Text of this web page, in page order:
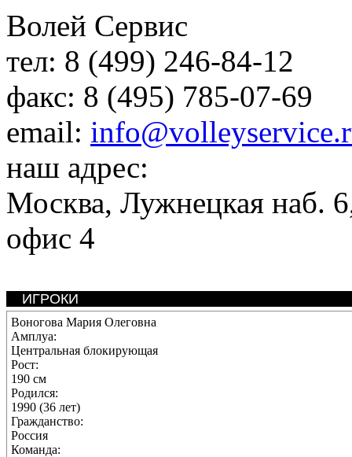
Волей Сервис
тел: 8 (499) 246-84-12
факс: 8 (495) 785-07-69
email:
наш адрес:
Москва, Лужнецкая наб.
офис 4
ИГРОКИ
Воногова Мария Олеговна
Амплуа:
Центральная блокирующая
Рост:
190 см
Родился:
1990 (36 лет)
Гражданство:
Россия
Команда: